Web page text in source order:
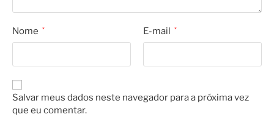
Nome * E-mail *
Salvar meus dados neste navegador para a próxima vez
que eu comentar.